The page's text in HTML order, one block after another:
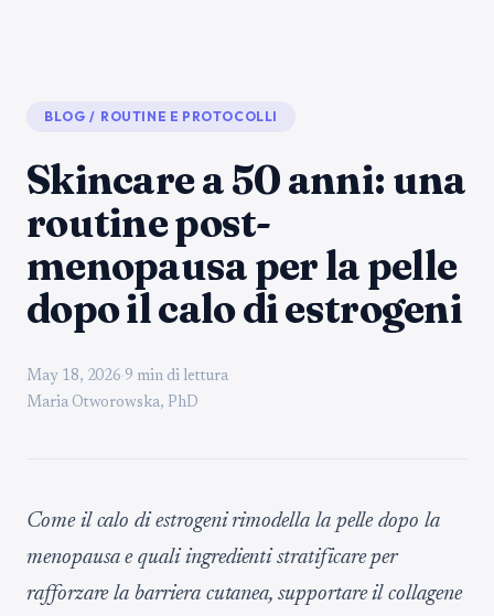
BLOG / ROUTINE E PROTOCOLLI
Skincare a 50 anni: una
routine post-
menopausa per la pelle
dopo il calo di estrogeni
May 18, 2026·9 min di lettura
Maria Otworowska, PhD
Come il calo di estrogeni rimodella la pelle dopo la
menopausa e quali ingredienti stratificare per
rafforzare la barriera cutanea, supportare il collagene